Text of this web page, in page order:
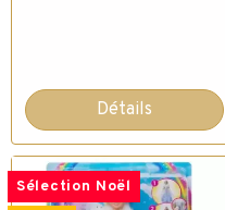
Détails
Sélection Noël